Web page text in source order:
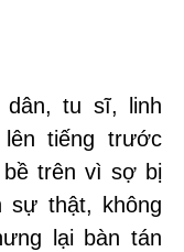
dân, tu sĩ, linh
tiếng trước
bề trên vì sợ bị
sự thật, không
lại bàn tán